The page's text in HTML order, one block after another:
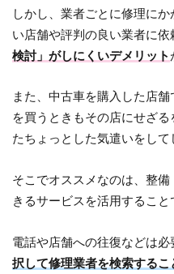
しかし、業者ごとに修理に
い店舗や評判の良い業者に依
検討」がしにくいデメリット
また、中古車を購入した店
を買うときもその店にせざ
たちょっとした気遣いをして
そこでオススメなのは、整
きるサービスを活用すること
電話や店舗への往復などは必
択して修理業者を検索するこ